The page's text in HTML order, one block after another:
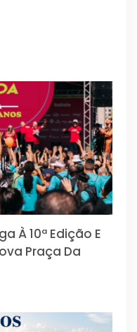
À 10ª Edição E
Praça Da